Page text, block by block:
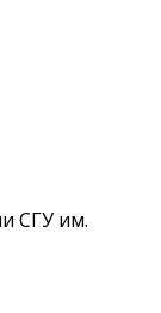
СГУ им.